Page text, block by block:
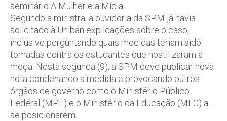
seminário A Mulher e a Mídia.
Segundo a ministra, a ouvidoria da SPM já havia
solicitado à Uniban explicações sobre o caso,
inclusive perguntando quais medidas teriam sido
tomadas contra os estudantes que hostilizaram a
moça. Nesta segunda (9), a SPM deve publicar nova
nota condenando a medida e provocando outros
órgãos de governo como o Ministério Público
Federal (MPF) e o Ministério da Educação (MEC) a
se posicionarem.